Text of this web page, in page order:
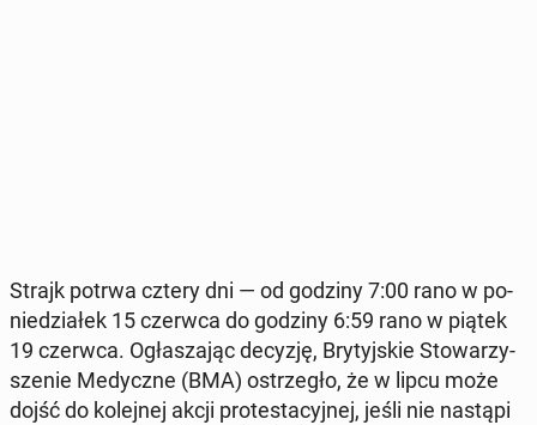
Strajk potrwa cztery dni — od godziny 7:00 rano w po­
nie­dzia­łek 15 czerwca do godziny 6:59 rano w piątek
19 czerwca. Ogła­sza­jąc decyzję, Bry­tyj­skie Sto­wa­rzy­
sze­nie Me­dycz­ne (BMA) ostrze­gło, że w lipcu może
dojść do ko­lej­nej akcji pro­te­sta­cyj­nej, jeśli nie nastąpi